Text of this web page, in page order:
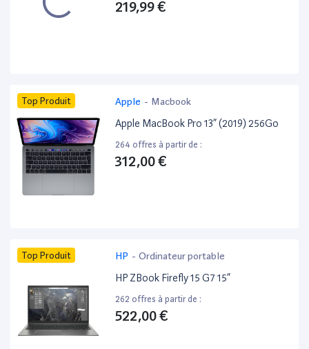
219,99 €
Top Produit Apple - Macbook
Apple MacBook Pro 13” (2019) 256Go
264 offres à partir de :
312,00 €
Top Produit HP - Ordinateur portable
HP ZBook Firefly 15 G7 15”
262 offres à partir de :
522,00 €